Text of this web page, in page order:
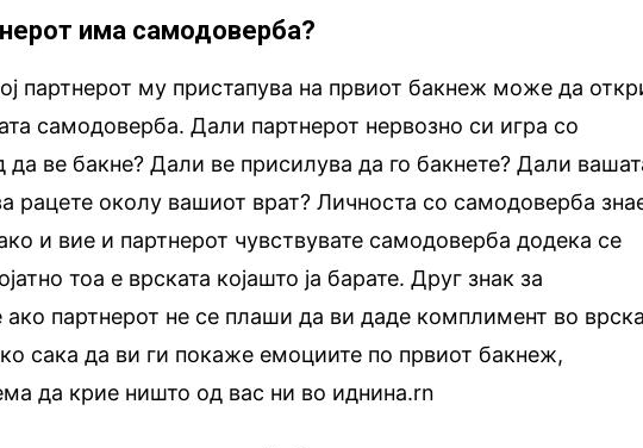
има самодоверба?
партнерот му пристапува на првиот бакнеж може да
самодоверба. Дали партнерот нервозно си игра со
да ве бакне? Дали ве присилува да го бакнете? Дали
рацете околу вашиот врат? Личноста со самодоверба
и вие и партнерот чувствувате самодоверба додека се
тоа е врската којашто ја барате. Друг знак за
партнерот не се плаши да ви даде комплимент во врска
сака да ви ги покаже емоциите по првиот бакнеж,
да крие ништо од вас ни во иднина.rn